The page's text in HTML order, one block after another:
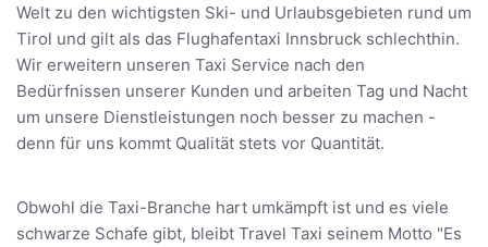
Welt zu den wichtigsten Ski- und Urlaubsgebieten rund um
Tirol und gilt als das Flughafentaxi Innsbruck schlechthin.
Wir erweitern unseren Taxi Service nach den
Bedürfnissen unserer Kunden und arbeiten Tag und Nacht
um unsere Dienstleistungen noch besser zu machen -
denn für uns kommt Qualität stets vor Quantität.
Obwohl die Taxi-Branche hart umkämpft ist und es viele
schwarze Schafe gibt, bleibt Travel Taxi seinem Motto "Es